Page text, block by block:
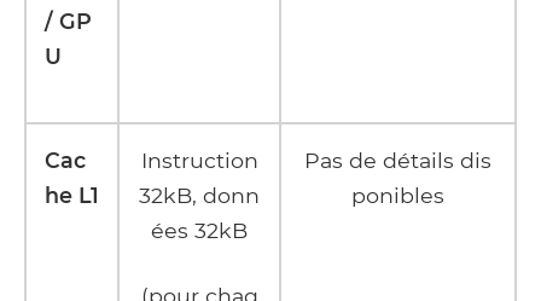
/ GP
U
Cac
he L1
Instruction
32kB, donn
ées 32kB
(pour chaq
Pas de détails dis
ponibles